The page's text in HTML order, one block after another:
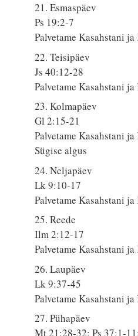
21. Esmaspäev
Ps 19:2-7
Palvetame Kasahstani
22. Teisipäev
Js 40:12-28
Palvetame Kasahstani
23. Kolmapäev
Gl 2:15-21
Palvetame Kasahstani
Sügise algus
24. Neljapäev
Lk 9:10-17
Palvetame Kasahstani
25. Reede
Ilm 2:12-17
Palvetame Kasahstani
26. Laupäev
Lk 9:37-45
Palvetame Kasahstani
27. Pühapäev
Mt 21:28-32; Ps 37:1-